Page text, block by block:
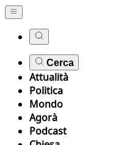
Cerca
Attualità
Politica
Mondo
Agorà
Podcast